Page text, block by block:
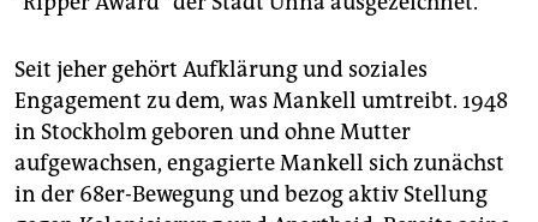
Seit jeher gehört Aufklärung und soziales
Engagement zu dem, was Mankell umtreibt. 1948
in Stockholm geboren und ohne Mutter
aufgewachsen, engagierte Mankell sich zunächst
in der 68er-Bewegung und bezog aktiv Stellung